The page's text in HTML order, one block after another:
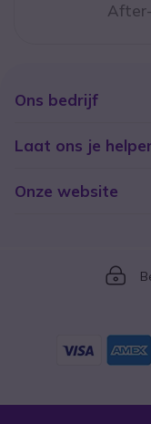
Ons bedrijf
Laat ons je
Onze website